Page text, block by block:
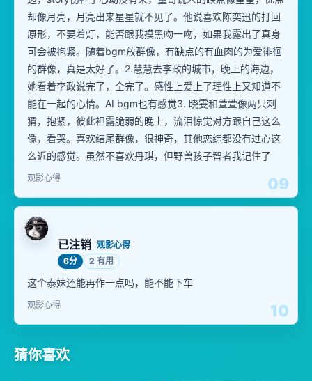
09
却像月亮，月亮出来星星就不见了。他说喜欢陈奕迅的打回
原形，不要着灯，能否跟我摸黑吻一吻，如果我露出了真身
可会被抱紧。随着bgm放群像，有缺点的有血肉的为爱徘徊
的群像，真是太好了。2.慧慧去李政的城市，晚上的海边，
她看着李政说完了，全完了。感性上爱上了理性上又知道不
能在一起的心情。AI bgm也有感觉3. 晓雯和萱萱像两只刺
猬，抱紧，彼此袒露脆弱的晚上，流泪惊觉对方跟自己这么
像，看哭。喜欢结尾群像，很神奇，其他恋综都没有过心这
么近的感觉。虽然不喜欢丹琪，但野兽孩子智者我记住了
观影心得
10
已注销 观影心得
6分
2 有用
这个泰妹还能再作一点吗，能不能下车
观影心得
猜你喜欢